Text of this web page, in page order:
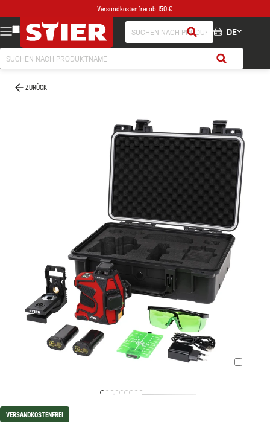
Versandkostenfrei ab 150 €
DE
ZURÜCK
VERSANDKOSTENFREI